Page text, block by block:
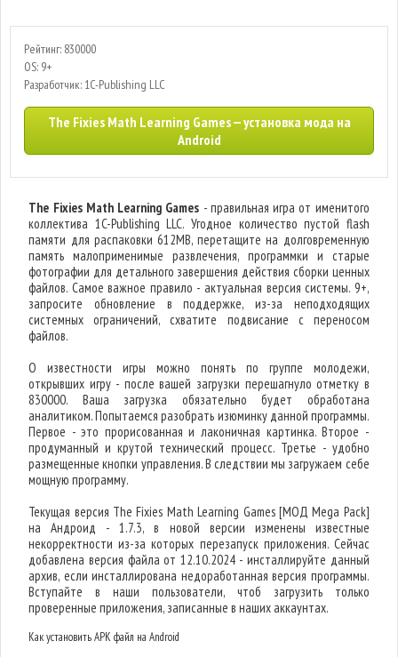
Рейтинг: 830000
OS: 9+
Разработчик: 1C-Publishing LLC
The Fixies Math Learning Games — установка мода на
Android
The Fixies Math Learning Games - правильная игра от именитого
коллектива 1C-Publishing LLC. Угодное количество пустой flash
памяти для распаковки 612MB, перетащите на долговременную
память малоприменимые развлечения, программки и старые
фотографии для детального завершения действия сборки ценных
файлов. Самое важное правило - актуальная версия системы. 9+,
запросите обновление в поддержке, из-за неподходящих
системных ограничений, схватите подвисание с переносом
файлов.
О известности игры можно понять по группе молодежи,
открывших игру - после вашей загрузки перешагнуло отметку в
830000. Ваша загрузка обязательно будет обработана
аналитиком. Попытаемся разобрать изюминку данной программы.
Первое - это прорисованная и лаконичная картинка. Второе -
продуманный и крутой технический процесс. Третье - удобно
размещенные кнопки управления. В следствии мы загружаем себе
мощную программу.
Текущая версия The Fixies Math Learning Games [МОД Mega Pack]
на Андроид - 1.7.3, в новой версии изменены известные
некорректности из-за которых перезапуск приложения. Сейчас
добавлена версия файла от 12.10.2024 - инсталлируйте данный
архив, если инсталлирована недоработанная версия программы.
Вступайте в наши пользователи, чтоб загрузить только
проверенные приложения, записанные в наших аккаунтах.
Как установить APK файл на Android